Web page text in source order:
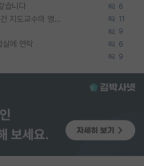
습니다 6
랩실 대학원생들 모두 능력 미달인건 지도교수의 영향 아닌가? 11
9
실에 연락 6
9